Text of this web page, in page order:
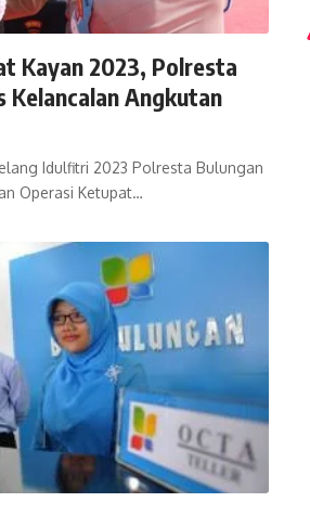
Kayan 2023, Polresta
Kelancalan Angkutan
Idulfitri 2023 Polresta Bulungan
Operasi Ketupat…